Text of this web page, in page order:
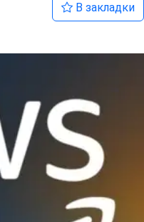
В закладки